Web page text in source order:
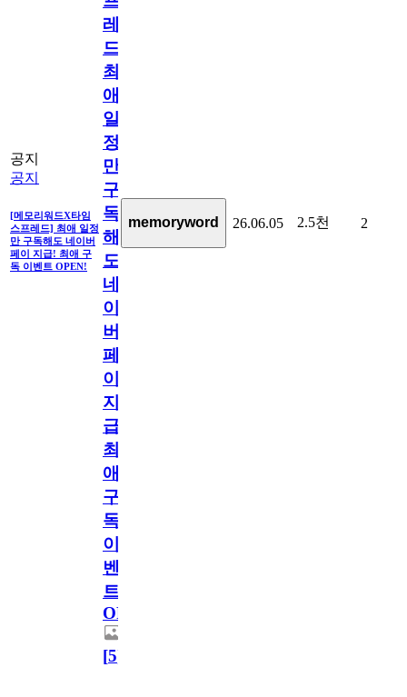
공지
공지
[메모리워드X타임
스프레드] 최애 일정
만 구독해도 네이버
페이 지급! 최애 구
독 이벤트 OPEN!
레
드]
최
애
일
정
만
구
독
해
도
네
이
버
페
이
지
급!
최
애
구
독
이
벤
트
OPEN!
[5]
memoryword 26.06.05 2.5천 2